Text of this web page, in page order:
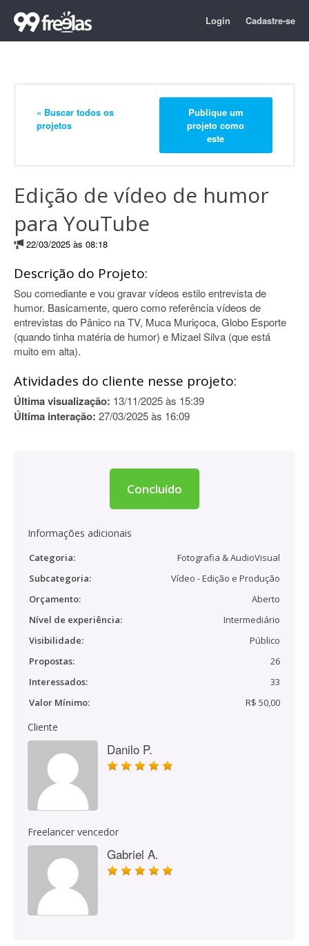
Login Cadastre-se
« Buscar todos os
projetos
Publique um
projeto como
este
Edição de vídeo de humor
para YouTube
22/03/2025 às 08:18
Descrição do Projeto:
Sou comediante e vou gravar vídeos estilo entrevista de
humor. Basicamente, quero como referência vídeos de
entrevistas do Pânico na TV, Muca Muriçoca, Globo Esporte
(quando tinha matéria de humor) e Mizael Silva (que está
muito em alta).
Atividades do cliente nesse projeto:
Última visualização: 13/11/2025 às 15:39
Última interação: 27/03/2025 às 16:09
Concluído
Informações adicionais
Categoria:
Fotografia & AudioVisual
Subcategoria:
Vídeo - Edição e Produção
Orçamento:
Aberto
Nível de experiência:
Intermediário
Visibilidade:
Público
Propostas:
26
Interessados:
33
Valor Mínimo:
R$ 50,00
Cliente
Danilo P.
Freelancer vencedor
Gabriel A.